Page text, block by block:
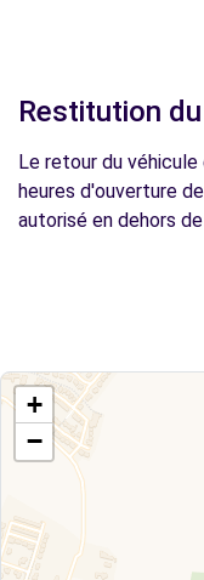
Restitution
Le retour du
heures d'ouverture
autorisé en dehors
+
−